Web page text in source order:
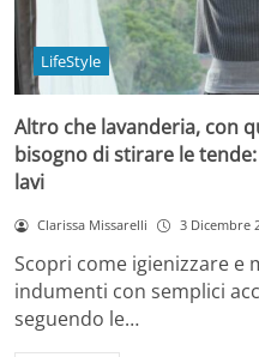
LifeStyle
Altro che lavanderia, con
bisogno di stirare le
lavi
Clarissa Missarelli 3 Dicembre
Scopri come igienizzare
indumenti con semplici
seguendo le…